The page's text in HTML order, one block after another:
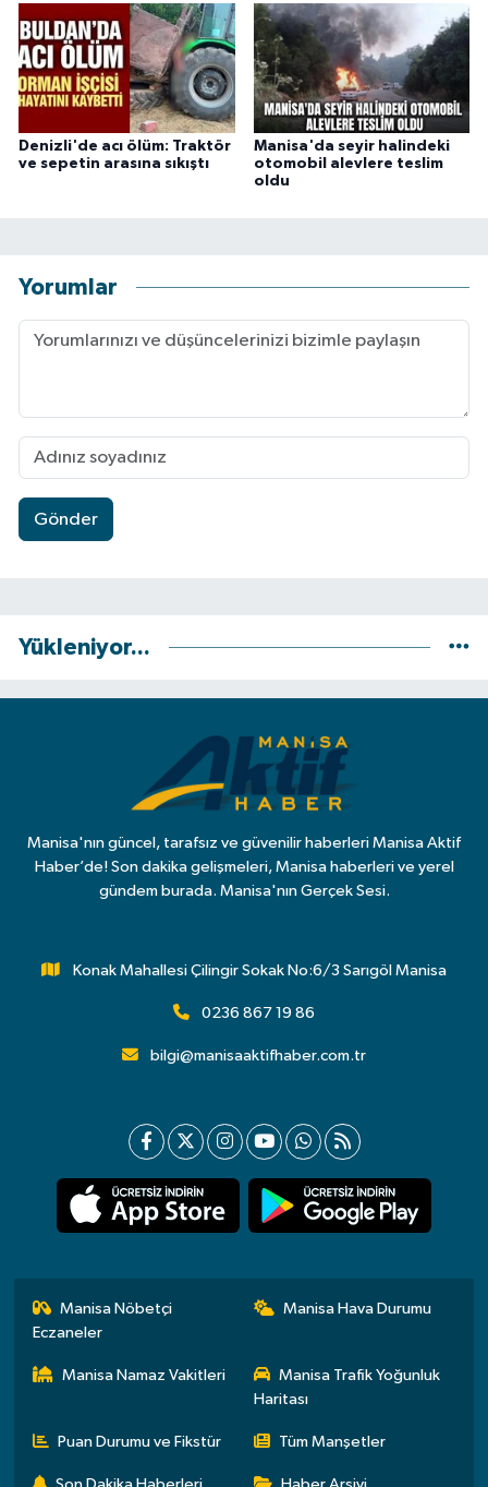
Denizli'de acı ölüm: Traktör
ve sepetin arasına sıkıştı
Manisa'da seyir halindeki
otomobil alevlere teslim
oldu
Yorumlar
Gönder
Yükleniyor...
Manisa'nın güncel, tarafsız ve güvenilir haberleri Manisa Aktif
Haber’de! Son dakika gelişmeleri, Manisa haberleri ve yerel
gündem burada. Manisa'nın Gerçek Sesi.
Konak Mahallesi Çilingir Sokak No:6/3 Sarıgöl Manisa
0236 867 19 86
bilgi@manisaaktifhaber.com.tr
Manisa Nöbetçi
Eczaneler
Manisa Hava Durumu
Manisa Namaz Vakitleri
Manisa Trafik Yoğunluk
Haritası
Puan Durumu ve Fikstür Tüm Manşetler